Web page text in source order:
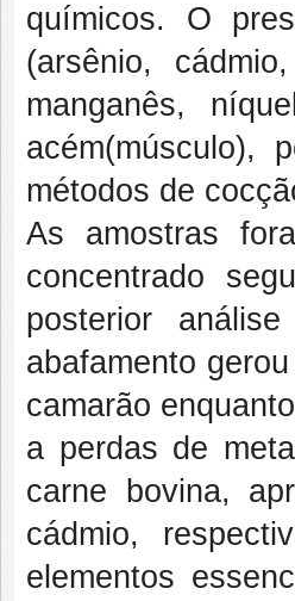
químicos. O
(arsênio,
manganês,
acém(músculo),
métodos de
As amostras
concentrado
posterior
abafamento
camarão
a perdas de
carne bovina,
cádmio,
elementos